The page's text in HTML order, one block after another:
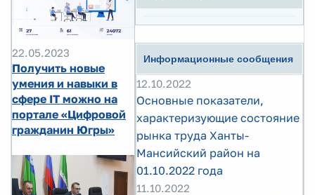
22.05.2023
Получить новые
умения и навыки в
сфере IT можно на
портале «Цифровой
гражданин Югры»
Информационные сообщения
12.10.2022
Основные показатели,
характеризующие состояние
рынка труда Ханты-
Мансийский район на
01.10.2022 года
11.10.2022